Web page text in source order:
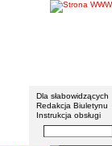
BIP -
Menu dodatkowe
Dla słabowidzących
Redakcja Biuletynu
Instrukcja obsługi
Wyszukiwarka